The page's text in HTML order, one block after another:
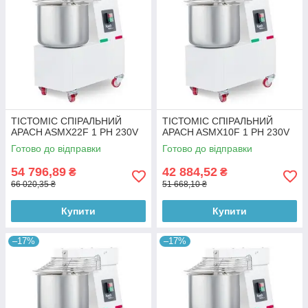
ТІСТОМІС СПІРАЛЬНИЙ
APACH ASMX22F 1 PH 230V
Готово до відправки
54 796,89 ₴
66 020,35 ₴
Купити
ТІСТОМІС СПІРАЛЬНИЙ
APACH ASMX10F 1 PH 230V
Готово до відправки
42 884,52 ₴
51 668,10 ₴
Купити
–17% –17%